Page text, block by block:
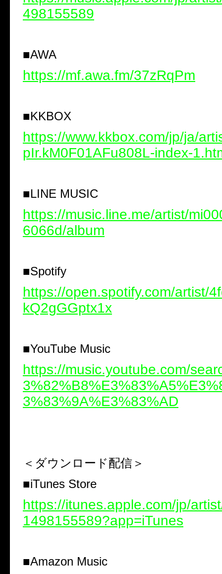
498155589
■AWA
https://mf.awa.fm/37zRqPm
■KKBOX
https://www.kkbox.com/jp/ja/
pIr.kM0F01AFu808L-index-
■LINE MUSIC
https://music.line.me/artist/
6066d/album
■Spotify
https://open.spotify.com/artist/
kQ2gGGptx1x
■YouTube Music
https://music.youtube.com/
3%83%9A%E3%83%AD
＜ダウンロード配信＞
■iTunes Store
https://itunes.apple.com/jp/
1498155589?app=iTunes
■Amazon Music